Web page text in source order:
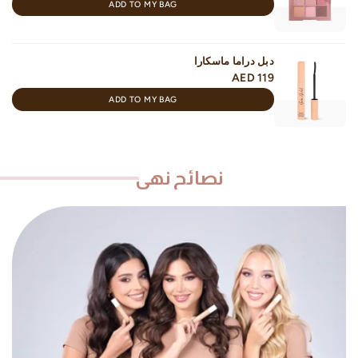
ADD TO MY BAG
دبل دراما ماسكارا
AED 119
ADD TO MY BAG
نصائح نهى